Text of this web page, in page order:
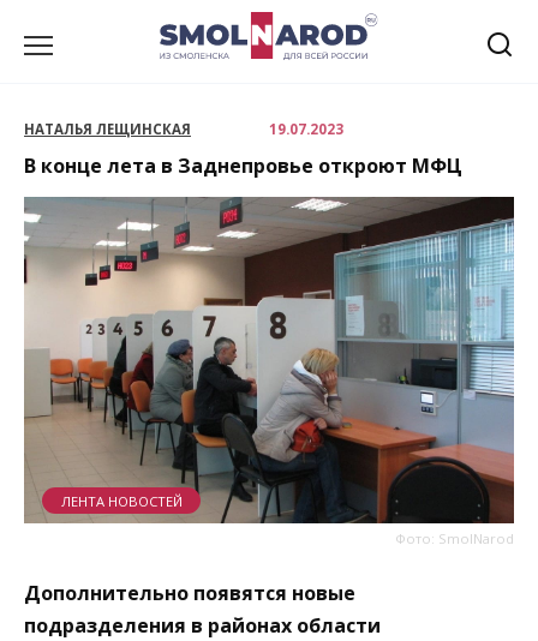
НАТАЛЬЯ ЛЕЩИНСКАЯ 19.07.2023
В конце лета в Заднепровье откроют МФЦ
Фото: SmolNarod
ЛЕНТА НОВОСТЕЙ
Дополнительно появятся новые
подразделения в районах области